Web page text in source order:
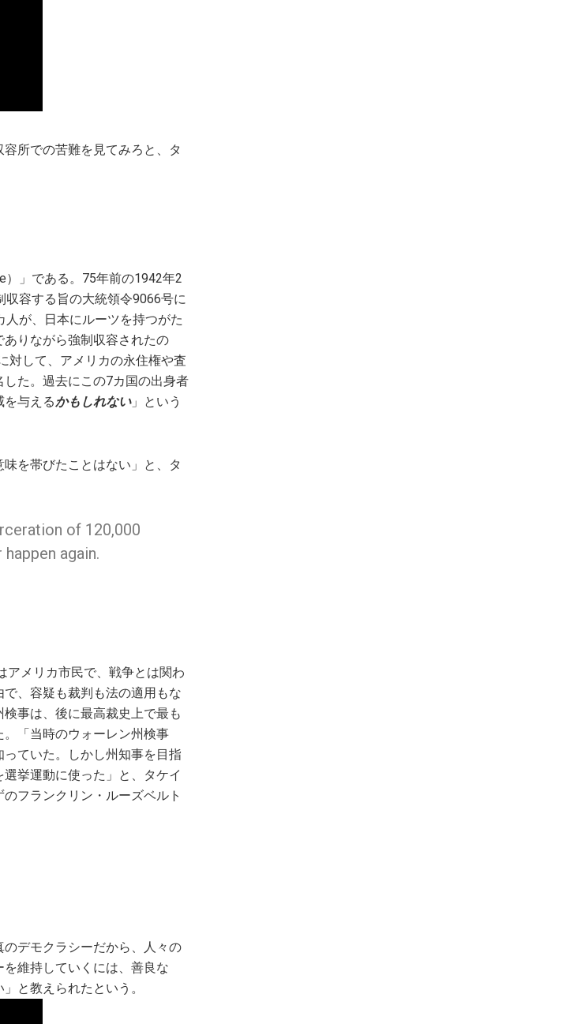
所での苦難を見てみろと、タ
）」である。75年前の1942年2
容する旨の大統領令9066号に
が、日本にルーツを持つがた
りながら強制収容されたの
対して、アメリカの永住権や査
た。過去にこの7カ国の出身者
与えるかもしれない」という
を帯びたことはない」と、タ
of 120,000
again.
アメリカ市民で、戦争とは関わ
、容疑も裁判も法の適用もな
事は、後に最高裁史上で最も
「当時のウォーレン州検事
ていた。しかし州知事を目指
挙運動に使った」と、タケイ
フランクリン・ルーズベルト
デモクラシーだから、人々の
維持していくには、善良な
と教えられたという。